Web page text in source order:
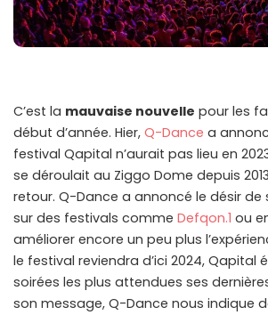
C’est la mauvaise nouvelle pour les
début d’année. Hier, Q-Dance a
festival Qapital n’aurait pas lieu en
se déroulait au Ziggo Dome depuis
retour. Q-Dance a annoncé le désir de
sur des festivals comme Defqon.1 ou
améliorer encore un peu plus
le festival reviendra d’ici 2024, Qapital
soirées les plus attendues ses
son message, Q-Dance nous indique